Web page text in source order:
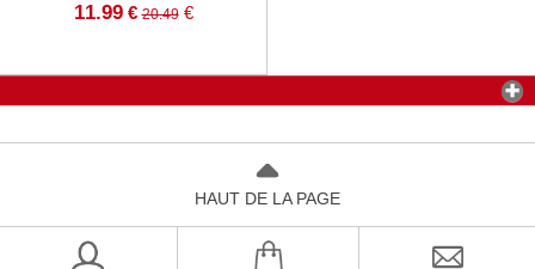
11.99 € 20.49€
HAUT DE LA PAGE